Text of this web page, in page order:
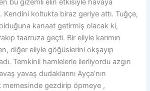
bu gizemli elin etkisiyle havaya
Kendini koltukta biraz geriye attı. Tuğçe,
kanaat getirmiş olacak ki,
taarruza geçti. Bir eliyle karımın
diğer eliyle göğüslerini okşayıp
Temkinli hamlelerle ilerliyordu azgın
yavaş dudaklarını Ayça’nın
memesinde gezdirip öpmeye ,